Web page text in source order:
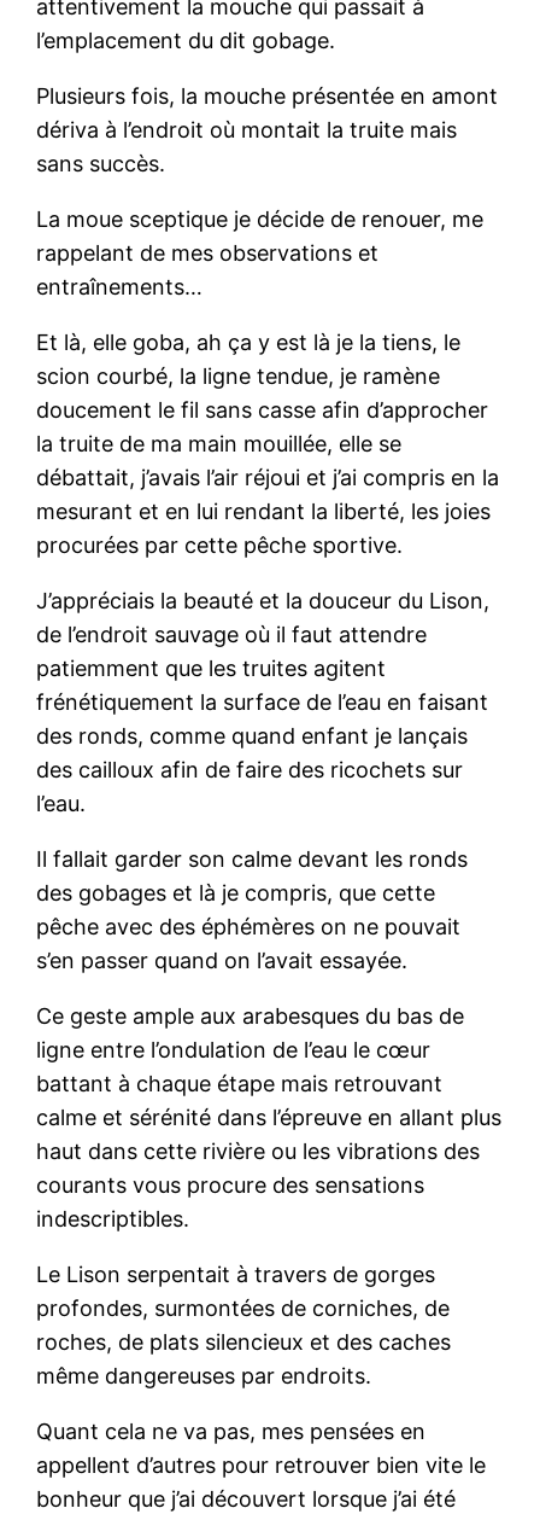
attentivement la mouche qui passait à
l’emplacement du dit gobage.
Plusieurs fois, la mouche présentée en amont
dériva à l’endroit où montait la truite mais
sans succès.
La moue sceptique je décide de renouer, me
rappelant de mes observations et
entraînements…
Et là, elle goba, ah ça y est là je la tiens, le
scion courbé, la ligne tendue, je ramène
doucement le fil sans casse afin d’approcher
la truite de ma main mouillée, elle se
débattait, j’avais l’air réjoui et j’ai compris en la
mesurant et en lui rendant la liberté, les joies
procurées par cette pêche sportive.
J’appréciais la beauté et la douceur du Lison,
de l’endroit sauvage où il faut attendre
patiemment que les truites agitent
frénétiquement la surface de l’eau en faisant
des ronds, comme quand enfant je lançais
des cailloux afin de faire des ricochets sur
l’eau.
Il fallait garder son calme devant les ronds
des gobages et là je compris, que cette
pêche avec des éphémères on ne pouvait
s’en passer quand on l’avait essayée.
Ce geste ample aux arabesques du bas de
ligne entre l’ondulation de l’eau le cœur
battant à chaque étape mais retrouvant
calme et sérénité dans l’épreuve en allant plus
haut dans cette rivière ou les vibrations des
courants vous procure des sensations
indescriptibles.
Le Lison serpentait à travers de gorges
profondes, surmontées de corniches, de
roches, de plats silencieux et des caches
même dangereuses par endroits.
Quant cela ne va pas, mes pensées en
appellent d’autres pour retrouver bien vite le
bonheur que j’ai découvert lorsque j’ai été